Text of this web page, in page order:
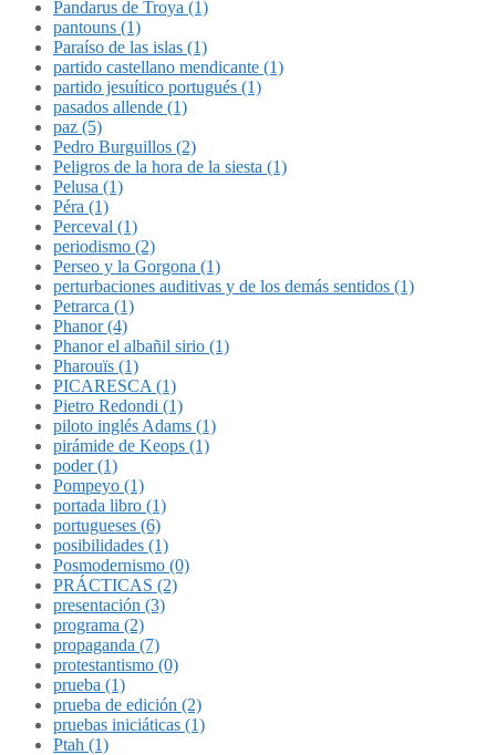
Pandarus de Troya (1)
pantouns (1)
Paraíso de las islas (1)
partido castellano mendicante (1)
partido jesuítico portugués (1)
pasados allende (1)
paz (5)
Pedro Burguillos (2)
Peligros de la hora de la siesta (1)
Pelusa (1)
Péra (1)
Perceval (1)
periodismo (2)
Perseo y la Gorgona (1)
perturbaciones auditivas y de los demás sentidos (1)
Petrarca (1)
Phanor (4)
Phanor el albañil sirio (1)
Pharouïs (1)
PICARESCA (1)
Pietro Redondi (1)
piloto inglés Adams (1)
pirámide de Keops (1)
poder (1)
Pompeyo (1)
portada libro (1)
portugueses (6)
posibilidades (1)
Posmodernismo (0)
PRÁCTICAS (2)
presentación (3)
programa (2)
propaganda (7)
protestantismo (0)
prueba (1)
prueba de edición (2)
pruebas iniciáticas (1)
Ptah (1)